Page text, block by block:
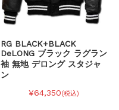
RG BLACK+BLACK
DeLONG ブラック ラグラン
袖 無地 デロング スタジャ
ン
¥64,350(税込)